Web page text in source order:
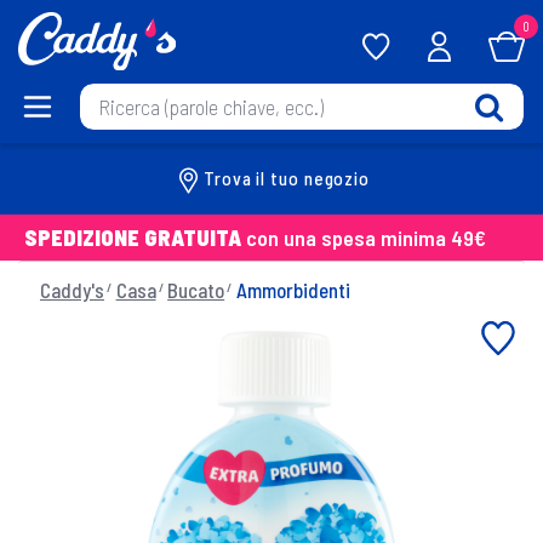
0
Trova il tuo negozio
SPEDIZIONE GRATUITA con una spesa minima 49€
Caddy's Casa Bucato Ammorbidenti